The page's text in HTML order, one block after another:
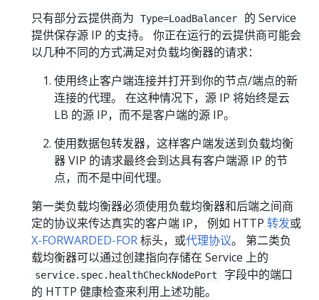
只有部分云提供商为 Type=LoadBalancer
的 Service
提供保存源 IP 的支持。 你正在运行的云提供商可能会
以几种不同的方式满足对负载均衡器的请求：
使用终止客户端连接并打开到你的节点/端点的新
连接的代理。 在这种情况下，源 IP 将始终是云
LB 的源 IP，而不是客户端的源 IP。
使用数据包转发器，这样客户端发送到负载均衡
器 VIP 的请求最终会到达具有客户端源 IP 的节
点，而不是中间代理。
第一类负载均衡器必须使用负载均衡器和后端之间商
定的协议来传达真实的客户端 IP， 例如 HTTP 转发或
X-FORWARDED-FOR标头，或代理协议。 第二类负
载均衡器可以通过创建指向存储在 Service 上的
service.spec.healthCheckNodePort
字段中的端口
的 HTTP 健康检查来利用上述功能。